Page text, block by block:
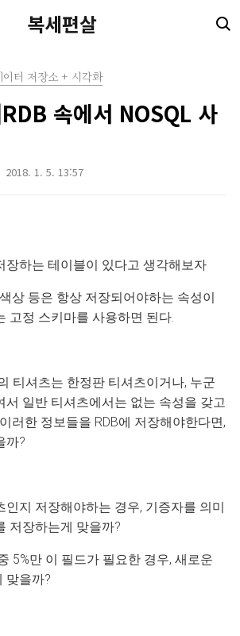
복세편살
터 저장소 + 시각화
속에서 NOSQL 사
2018. 1. 5. 13:57
장하는 테이블이 있다고 생각해보자
상 등은 항상 저장되어야하는 속성이
고정 스키마를 사용하면 된다.
티셔츠는 한정판 티셔츠이거나, 누군
서 일반 티셔츠에서는 없는 속성을 갖고
러한 정보들을 RDB에 저장해야한다면,
까?
인지 저장해야하는 경우, 기증자를 의미
저장하는게 맞을까?
5%만 이 필드가 필요한 경우, 새로운
맞을까?